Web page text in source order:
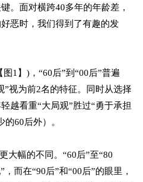
。面对横跨40多年的年龄差，
恶时，我们得到了有趣的发
1】)，“60后”到“00后”普遍
”视为前2名的特征。同时从选择
越看重“大局观”胜过“勇于承担
60后外）。
大幅的不同。“60后”至“80
而在“90后”和“00后”的眼里，